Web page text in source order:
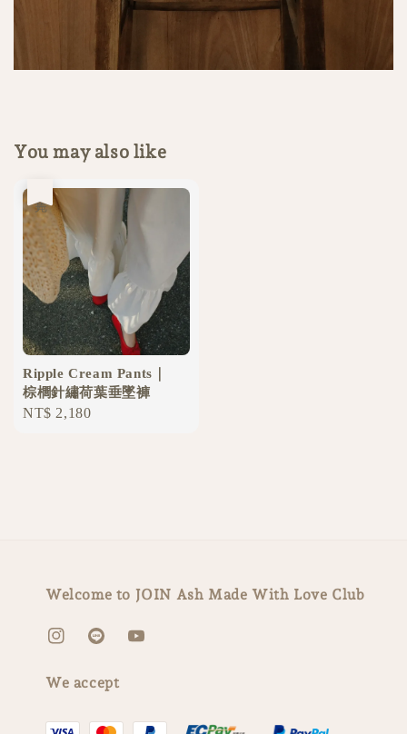
You may also like
Ripple Cream Pants｜
棕櫚針繡荷葉垂墜褲
Regular
NT$ 2,180
Welcome to JOIN Ash Made With Love Club
We accept